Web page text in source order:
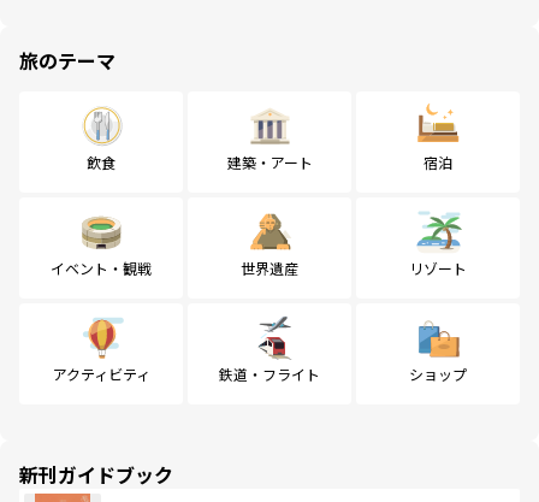
旅のテーマ
飲食 建築・アート 宿泊
イベント・観戦 世界遺産 リゾート
アクティビティ 鉄道・フライト ショップ
新刊ガイドブック